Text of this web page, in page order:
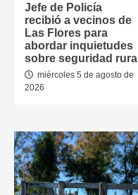
Jefe de Policía
recibió a vecinos de
Las Flores para
abordar inquietudes
sobre seguridad rural
miércoles 5 de agosto de
2026